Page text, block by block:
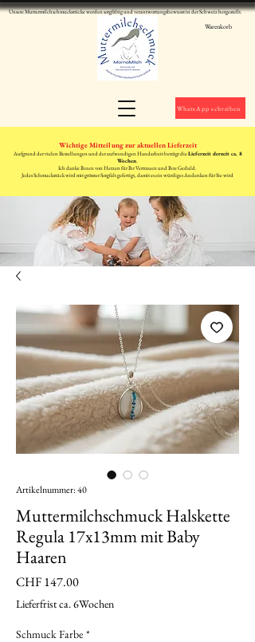
Unsere Muttermilchschmuckstücke werden sorgfältig und verantwortungsbewusst in der Schweiz hergestellt.
Warenkorb
WhatsApp schreiben
Wichtige Mitteilung zur aktuellen Lieferzeit
Aufgrund der vielen Bestellungen und der aufwendigen Handarbeit beträgt dieLieferzeit derzeit ca. 8
Wochen.
Ich danke Ihnen von Herzen für Ihr Vertrauen und Ihre Geduld.
Jedes Schmuckstück wird mit grösster Sorgfalt gefertigt, damit es ein würdiges Andenken für Sie wird
Artikelnummer: 40
Muttermilchschmuck Halskette
Regula 17x13mm mit Baby
Haaren
CHF 147.00Preis
Lieferfrist ca. 6Wochen
Schmuck Farbe *